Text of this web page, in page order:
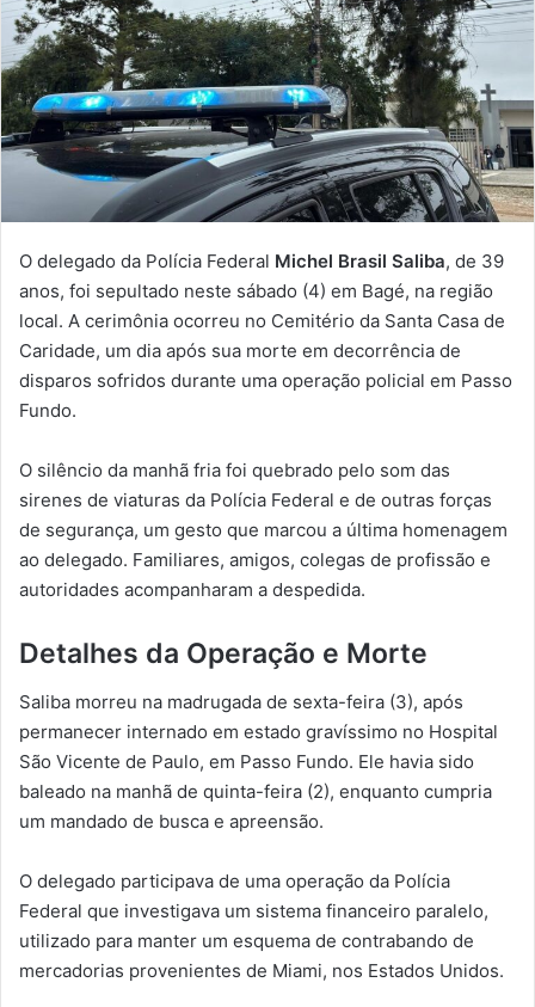
O delegado da Polícia Federal Michel Brasil Saliba, de 39
anos, foi sepultado neste sábado (4) em Bagé, na região
local. A cerimônia ocorreu no Cemitério da Santa Casa de
Caridade, um dia após sua morte em decorrência de
disparos sofridos durante uma operação policial em Passo
Fundo.
O silêncio da manhã fria foi quebrado pelo som das
sirenes de viaturas da Polícia Federal e de outras forças
de segurança, um gesto que marcou a última homenagem
ao delegado. Familiares, amigos, colegas de profissão e
autoridades acompanharam a despedida.
Detalhes da Operação e Morte
Saliba morreu na madrugada de sexta-feira (3), após
permanecer internado em estado gravíssimo no Hospital
São Vicente de Paulo, em Passo Fundo. Ele havia sido
baleado na manhã de quinta-feira (2), enquanto cumpria
um mandado de busca e apreensão.
O delegado participava de uma operação da Polícia
Federal que investigava um sistema financeiro paralelo,
utilizado para manter um esquema de contrabando de
mercadorias provenientes de Miami, nos Estados Unidos.